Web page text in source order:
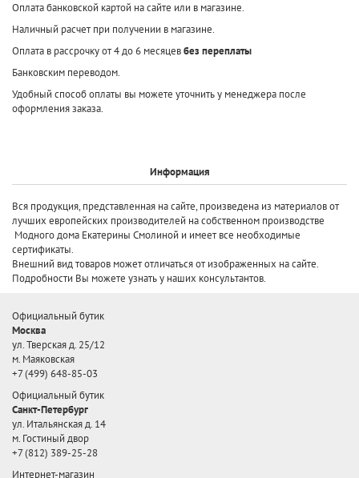
Оплата банковской картой на сайте или в магазине.
Наличный расчет при получении в магазине.
Оплата в рассрочку от 4 до 6 месяцевбез переплаты
Банковским переводом.
Удобный способ оплаты вы можете уточнить у менеджера после
оформления заказа.
Информация
Вся продукция, представленная на сайте, произведена из материалов от
лучших европейских производителей на собственном производстве
Модного дома Екатерины Смолиной и имеет все необходимые
сертификаты.
Внешний вид товаров может отличаться от изображенных на сайте.
Подробности Вы можете узнать у наших консультантов.
Официальный бутик
Москва
ул. Тверская д. 25/12
м. Маяковская
+7 (499) 648-85-03
Официальный бутик
Санкт-Петербург
ул. Итальянская д. 14
м. Гостиный двор
+7 (812) 389-25-28
Интернет-магазин